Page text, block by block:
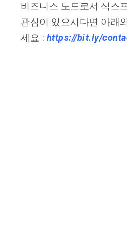
비즈니스 노드로서 식스
관심이 있으시다면 아래
세요 : https://bit.ly/